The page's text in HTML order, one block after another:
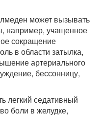
может вызывать
например, учащенное
сокращение
в области затылка,
артериального
бессонницу,
легкий седативный
боли в желудке,